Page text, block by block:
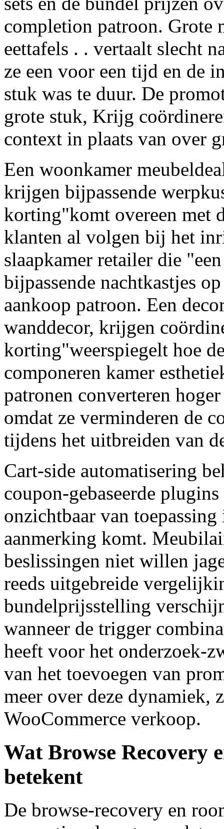
completion patroon. Grote
eettafels . . vertaalt slecht
ze een voor een tijd en de
stuk was te duur. De
grote stuk, Krijg
context in plaats van over
Een woonkamer
krijgen bijpassende
korting"komt overeen met
klanten al volgen bij het
slaapkamer retailer die
bijpassende nachtkastjes
aankoop patroon. Een
wanddecor, krijgen
korting"weerspiegelt hoe
componeren kamer
patronen converteren
omdat ze verminderen de
tijdens het uitbreiden van
Cart-side automatisering
coupon-gebaseerde
onzichtbaar van
aanmerking komt.
beslissingen niet willen
reeds uitgebreide
bundelprijsstelling
wanneer de trigger
heeft voor het onderzoek-
van het toevoegen van
meer over deze dynamiek,
WooCommerce verkoop.
Wat Browse Recovery
betekent
De browse-recovery en